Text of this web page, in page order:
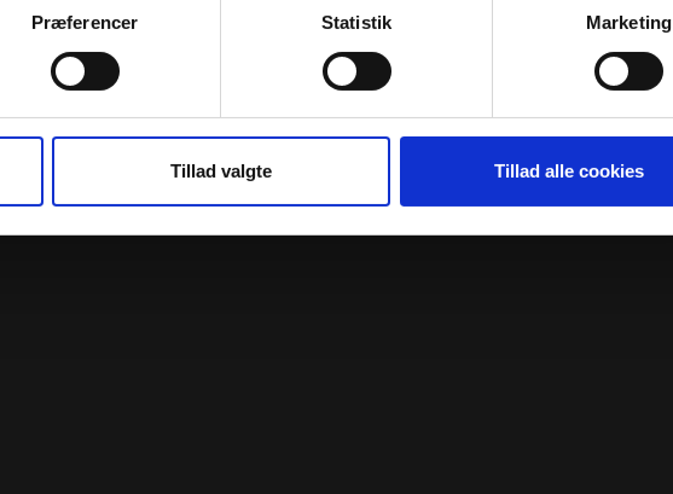
Præferencer Statistik Marketing
Tillad valgte Tillad alle cookies